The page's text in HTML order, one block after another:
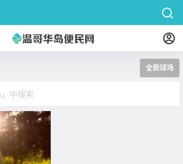
全新球场